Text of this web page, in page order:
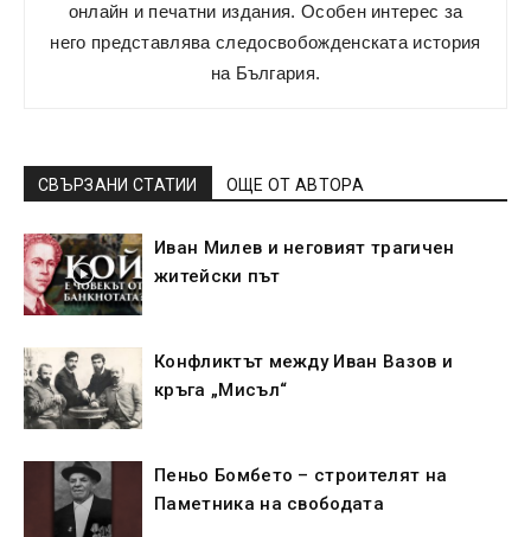
онлайн и печатни издания. Особен интерес за
него представлява следосвобожденската история
на България.
СВЪРЗАНИ СТАТИИ ОЩЕ ОТ АВТОРА
Иван Милев и неговият трагичен
житейски път
Конфликтът между Иван Вазов и
кръга „Мисъл“
Пеньо Бомбето – строителят на
Паметника на свободата